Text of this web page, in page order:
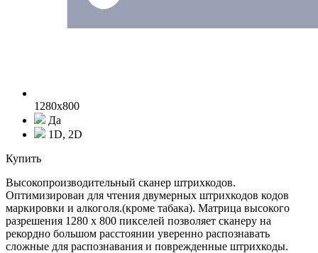
1280x800
Да
1D, 2D
Купить
Высокопроизводительный сканер штрихкодов.
Оптимизирован для чтения двумерных штрихкодов кодов
маркировки и алкоголя.(кроме табака). Матрица высокого
разрешения 1280 x 800 пикселей позволяет сканеру на
рекордно большом расстоянии уверенно распознавать
сложные для распознавания и поврежденные штрихкоды.